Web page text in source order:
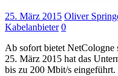
25. März 2015 Oliver
Kabelanbieter 0
Ab sofort bietet NetCologne
25. März 2015 hat das
bis zu 200 Mbit/s